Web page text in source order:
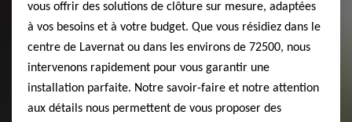
vous offrir des solutions de clôture sur mesure, adaptées
à vos besoins et à votre budget. Que vous résidiez dans le
centre de Lavernat ou dans les environs de 72500, nous
intervenons rapidement pour vous garantir une
installation parfaite. Notre savoir-faire et notre attention
aux détails nous permettent de vous proposer des